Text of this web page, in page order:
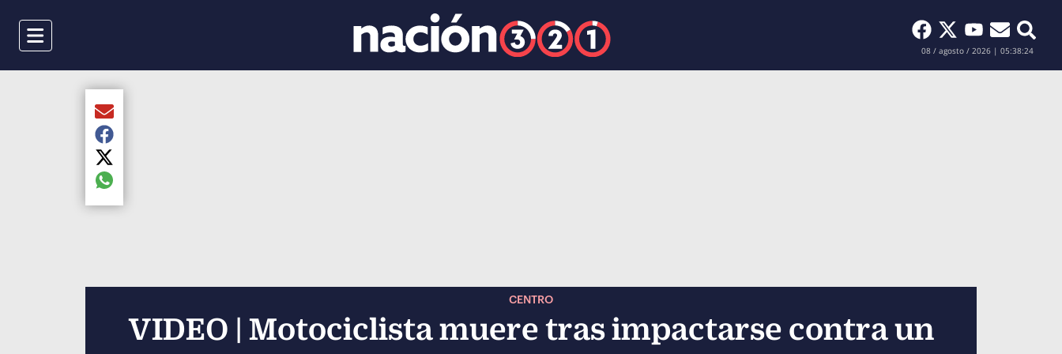
Menu Buscar
08 / agosto / 2026 | 05:38:26
CENTRO
VIDEO | Motociclista muere tras impactarse contra un
Compartir el artículo actual mediante Email
Compartir el artículo actual mediante Facebook
Compartir el artículo actual mediante Twitter
Compartir el artículo actual mediante global.social-whatsapp